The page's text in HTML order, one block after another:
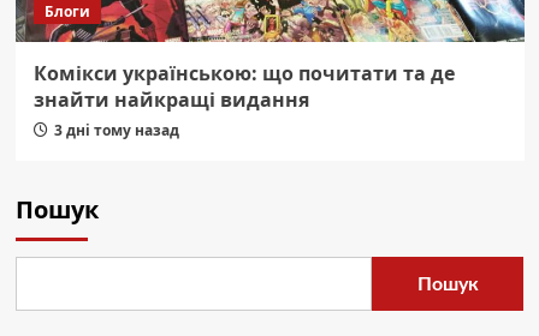
Блоги
Комікси українською: що почитати та де
знайти найкращі видання
3 дні тому назад
Пошук
Пошук